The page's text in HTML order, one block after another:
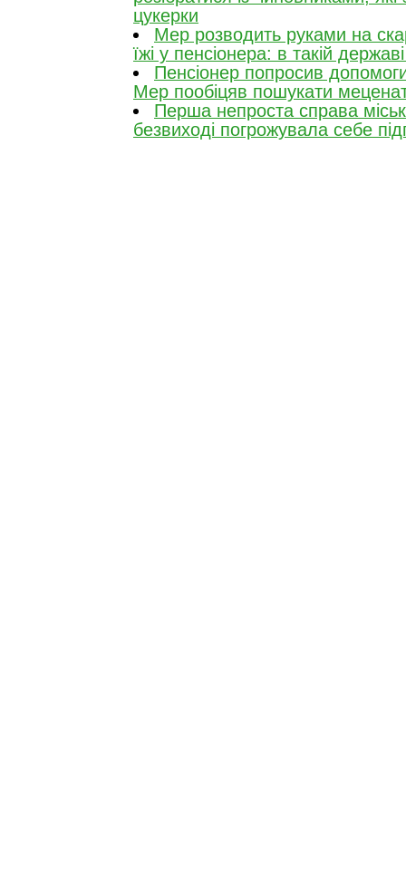
цукерки
Мер розводить руками на
їжі у пенсіонера: в такій
Пенсіонер попросив
Мер пообіцяв пошукати
Перша непроста справа
безвиході погрожувала себе